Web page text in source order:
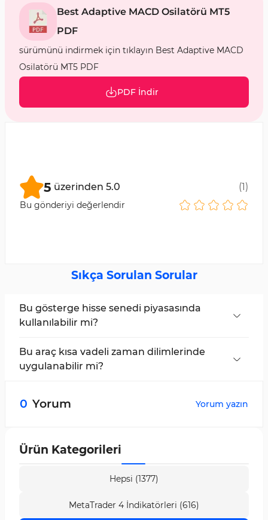
Best Adaptive MACD Osilatörü MT5
PDF
sürümünü indirmek için tıklayın Best Adaptive MACD
Osilatörü MT5 PDF
PDF İndir
5 üzerinden 5.0 (1)
Bu gönderiyi değerlendir
Sıkça Sorulan Sorular
Bu gösterge hisse senedi piyasasında
kullanılabilir mi?
kullanılabilir.
Bu araç kısa vadeli zaman dilimlerinde
uygulanabilir mi?
dilimlerinde verimli şekilde çalışır.
0 Yorum Yorum yazın
Ürün Kategorileri
Hepsi (1377)
MetaTrader 4 İndikatörleri (616)